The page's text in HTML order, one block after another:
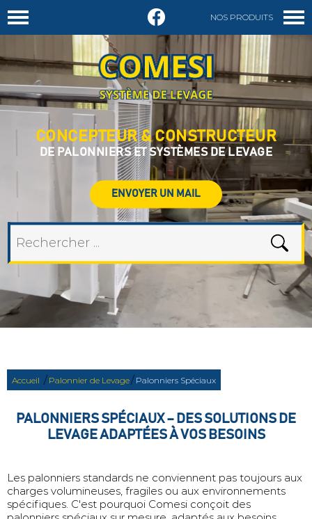
NOS PRODUITS
DEMANDER UN DEVIS
CONCEPTEUR & CONSTRUCTEUR
DE PALONNIERS ET SYSTÈMES DE LEVAGE
ENVOYER UN MAIL
Accueil / Palonnier de Levage/ Palonniers Spéciaux
PALONNIERS SPÉCIAUX – DES SOLUTIONS DE
LEVAGE ADAPTÉES À VOS BESOINS
Les palonniers standards ne conviennent pas toujours aux
charges volumineuses, fragiles ou aux environnements
spécifiques. C'est pourquoi Comesi conçoit des